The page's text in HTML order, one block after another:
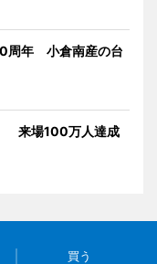
周年 小倉南産の台
来場100万人達成
買う